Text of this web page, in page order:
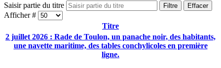
Saisir partie du titre Filtre Effacer
Afficher #
Titre
2 juillet 2026 : Rade de Toulon, un panache noir, des habitants,
une navette maritime, des tables conchylicoles en première
ligne.